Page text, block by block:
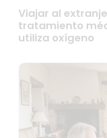
Viajar al
tratamiento
utiliza oxígeno